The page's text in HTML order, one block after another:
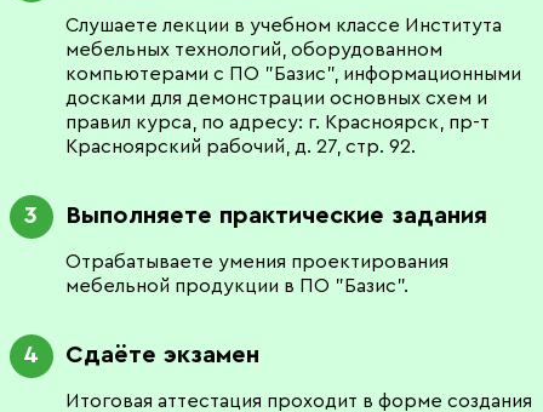
Слушаете лекции в учебном классе Института
мебельных технологий, оборудованном
компьютерами с ПО "Базис", информационными
досками для демонстрации основных схем и
правил курса, по адресу: г. Красноярск, пр-т
Красноярский рабочий, д. 27, стр. 92.
3 Выполняете практические задания
Отрабатываете умения проектирования
мебельной продукции в ПО "Базис".
4 Сдаёте экзамен
Итоговая аттестация проходит в форме создания